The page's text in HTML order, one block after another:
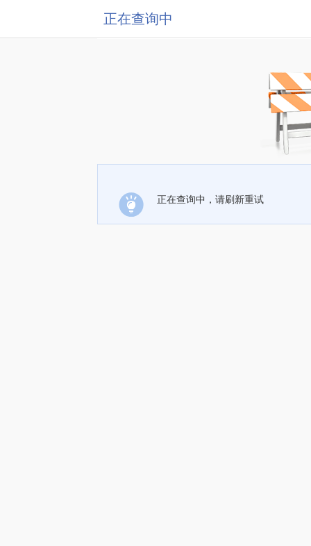
正在查询中
正在查询中，请刷新重试